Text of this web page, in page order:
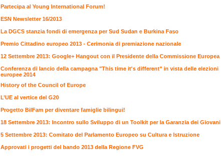
Partecipa al Young International Forum!
ESN Newsletter 16/2013
La DGCS stanzia fondi di emergenza per Sud Sudan e Burkina Faso
Premio Cittadino europeo 2013 - Cerimonia di premiazione nazionale
12 Settembre 2013: Google+ Hangout con il Presidente della Commissione Europea
Conferenza di lancio della campagna "This time it's different" in vista delle elezioni
europee 2014
History of the Council of Europe
L’UE al vertice del G20
Progetto BilFam per diventare famiglie bilingui!
18 Settembre 2013: Incontro sullo Sviluppo di un Toolkit per la Garanzia dei Giovani
5 Settembre 2013: Comitato del Parlamento Europeo su Cultura e Istruzione
Approvati i progetti del bando 2013 della Regione FVG